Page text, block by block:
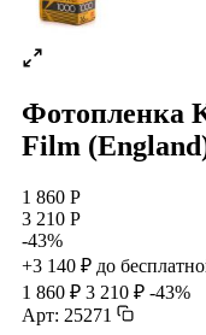
Фотопленка
Film
1 860 Р
3 210 Р
-43%
+3 140 ₽ до
1 860 ₽ 3 210 ₽ -43%
Арт: 25271